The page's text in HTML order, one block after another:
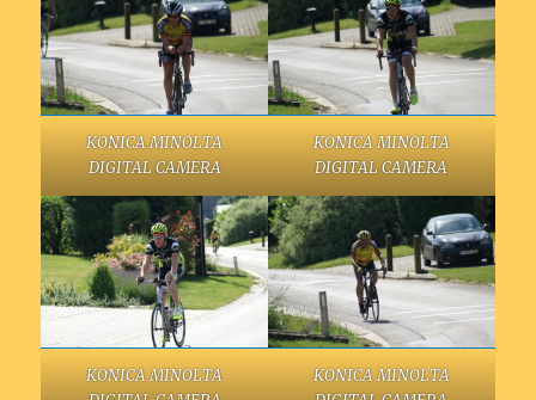
KONICA MINOLTA
DIGITAL CAMERA
KONICA MINOLTA
DIGITAL CAMERA
KONICA MINOLTA
KONICA MINOLTA